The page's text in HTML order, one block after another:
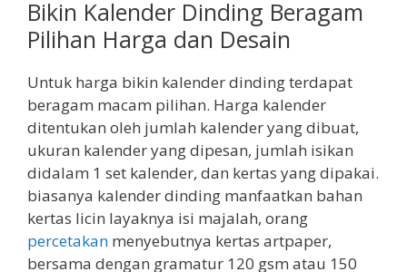
Bikin Kalender Dinding Beragam
Pilihan Harga dan Desain
Untuk harga bikin kalender dinding terdapat
beragam macam pilihan. Harga kalender
ditentukan oleh jumlah kalender yang dibuat,
ukuran kalender yang dipesan, jumlah isikan
didalam 1 set kalender, dan kertas yang dipakai.
biasanya kalender dinding manfaatkan bahan
kertas licin layaknya isi majalah, orang
percetakan menyebutnya kertas artpaper,
bersama dengan gramatur 120 gsm atau 150